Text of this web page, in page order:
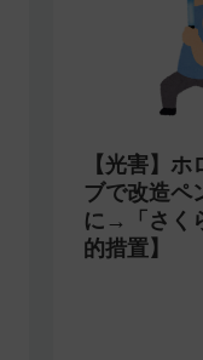
【光害】
ブで改造ペ
に→「さく
的措置】